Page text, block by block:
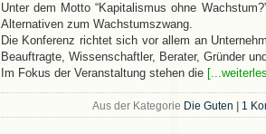
Unter dem Motto “Kapitalismus ohne
Alternativen zum Wachstumszwang.
Die Konferenz richtet sich vor allem an
Beauftragte, Wissenschaftler, Berater, Gründer
Im Fokus der Veranstaltung stehen die
Aus der Kategorie Die Guten 1